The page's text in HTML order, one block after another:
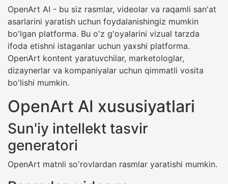
OpenArt AI - bu siz rasmlar, videolar va raqamli san'at
asarlarini yaratish uchun foydalanishingiz mumkin
bo'lgan platforma. Bu o'z g'oyalarini vizual tarzda
ifoda etishni istaganlar uchun yaxshi platforma.
OpenArt kontent yaratuvchilar, marketologlar,
dizaynerlar va kompaniyalar uchun qimmatli vosita
bo'lishi mumkin.
OpenArt AI xususiyatlari
Sun'iy intellekt tasvir
generatori
OpenArt matnli so'rovlardan rasmlar yaratishi mumkin.